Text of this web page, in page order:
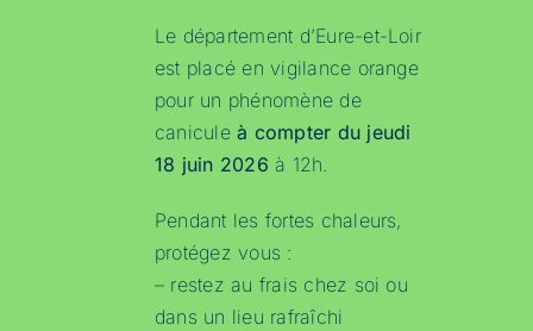
Le département d’Eure-et-Loir
est placé en vigilance orange
pour un phénomène de
caniculeà compter du jeudi
18 juin 2026 à 12h.
Pendant les fortes chaleurs,
protégez vous :
– restez au frais chez soi ou
dans un lieu rafraîchi